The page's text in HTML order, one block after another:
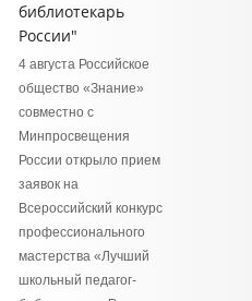
библиотекарь
России"
4 августа Российское
общество «Знание»
совместно с
Минпросвещения
России открыло прием
заявок на
Всероссийский конкурс
профессионального
мастерства «Лучший
школьный педагог-